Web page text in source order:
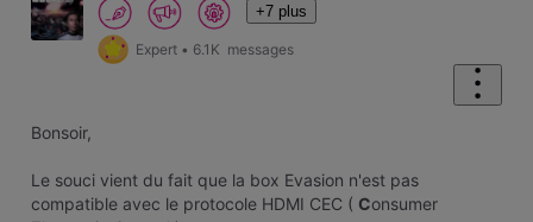
+7 plus
Expert • 6.1K messages
Bonsoir,
Le souci vient du fait que la box Evasion n'est pas
compatible avec le protocole HDMI CEC ( Consumer